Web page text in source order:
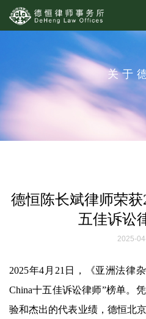
关于
德恒陈长斌律师荣获
五佳诉讼
2025-
2025年4月21日，《亚洲法律
China十五佳诉讼律师”榜单。
验和杰出的代表业绩，德恒北